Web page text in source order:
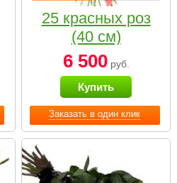
Заказать в один клик
25 красных роз
(40 см)
6 500руб.
Купить